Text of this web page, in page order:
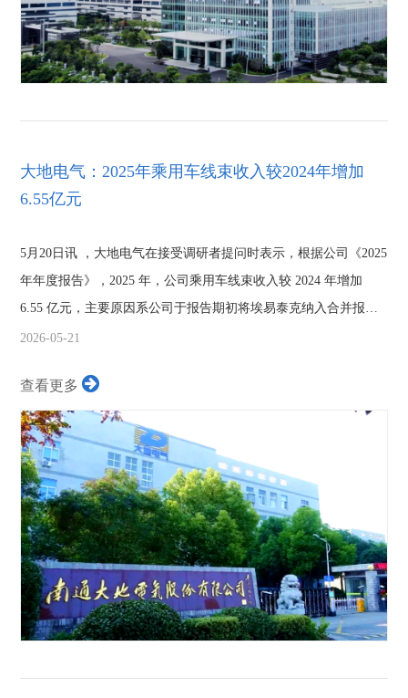
大地电气：2025年乘用车线束收入较2024年增加
6.55亿元
5月20日讯 ，大地电气在接受调研者提问时表示，根据公司《2025
年年度报告》，2025 年，公司乘用车线束收入较 2024 年增加
6.55 亿元，主要原因系公司于报告期初将埃易泰克纳入合并报表
范围，其...
2026-05-21
查看更多